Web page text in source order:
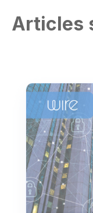
Articles